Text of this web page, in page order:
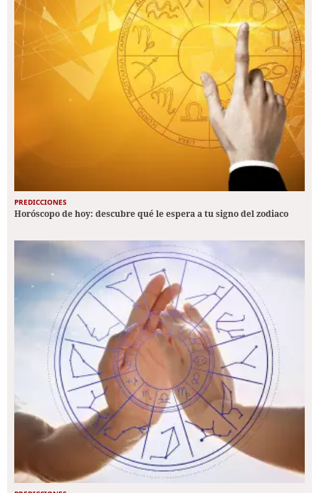
PREDICCIONES
Horóscopo de hoy: descubre qué le espera a tu signo del zodiaco